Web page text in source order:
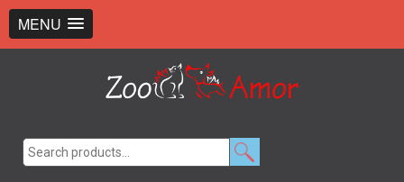
MENU